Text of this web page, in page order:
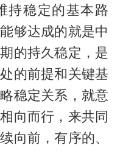
持稳定的基本路
够达成的就是中
的持久稳定，是
的前提和关键基
稳定关系，就意
向而行，来共同
向前，有序的、